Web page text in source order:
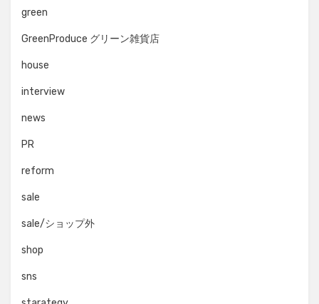
green
GreenProduce グリーン雑貨店
house
interview
news
PR
reform
sale
sale/ショップ外
shop
sns